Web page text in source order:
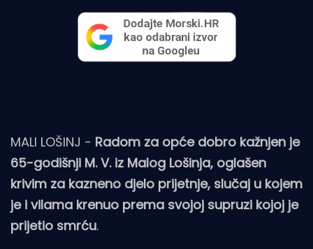
MALI LOŠINJ - Radom za opće dobro kažnjen je
65-godišnji M. V. iz Malog Lošinja, oglašen
krivim za kazneno djelo prijetnje, slučaj u kojem
je i vilama krenuo prema svojoj supruzi kojoj je
prijetio smrću.